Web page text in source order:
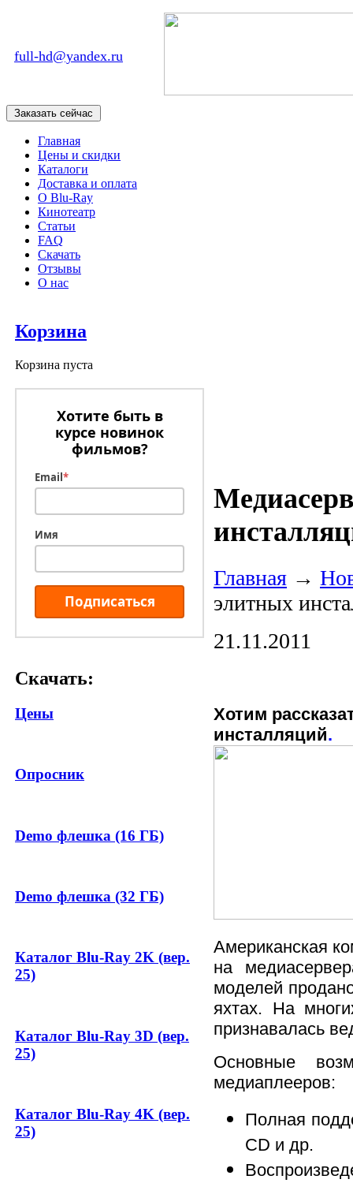
full-hd@yandex.ru
Главная
Цены и скидки
Каталоги
Доставка и оплата
О Blu-Ray
Кинотеатр
Статьи
FAQ
Скачать
Отзывы
О нас
Корзина
Корзина пуста
Хотите быть в
курсе новинок
фильмов?
Email*
Имя
Подписаться
Скачать:
Цены
Опросник
Demo флешка (16 ГБ)
Demo флешка (32 ГБ)
Каталог Blu-Ray 2K (вер.
25)
Каталог Blu-Ray 3D (вер.
25)
Каталог Blu-Ray 4K (вер.
25)
Главная →
элитных
21.11.2011
Хотим
инсталляций.
Американская
на
моделей
яхтах. На
признавалась
Основные
медиаплееров:
Полная
CD и др.